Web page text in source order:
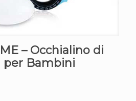
– Occhialino di
per Bambini